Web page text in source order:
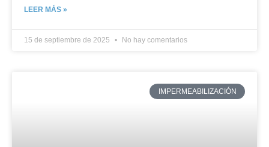
LEER MÁS »
15 de septiembre de 2025 No hay comentarios
IMPERMEABILIZACIÓN